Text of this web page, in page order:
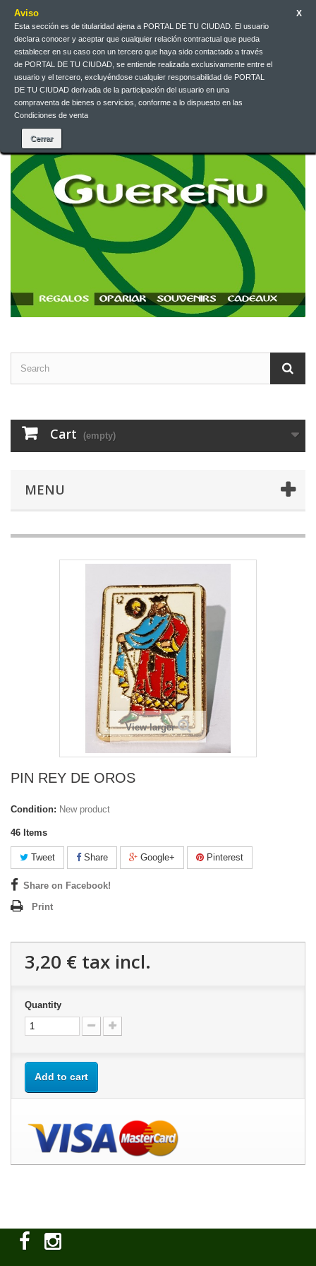
Aviso
Esta sección es de titularidad ajena a PORTAL DE TU CIUDAD. El usuario
declara conocer y aceptar que cualquier relación contractual que pueda
establecer en su caso con un tercero que haya sido contactado a través
de PORTAL DE TU CIUDAD, se entiende realizada exclusivamente entre el
usuario y el tercero, excluyéndose cualquier responsabilidad de PORTAL
DE TU CIUDAD derivada de la participación del usuario en una
compraventa de bienes o servicios, conforme a lo dispuesto en las
Condiciones de venta
X
EUR
English
Contact us
Cart (empty)
MENU
View larger
PIN REY DE OROS
Condition: New product
46 Items
Tweet Share Google+ Pinterest
Share on Facebook!
Print
3,20 € tax incl.
Quantity
Add to cart